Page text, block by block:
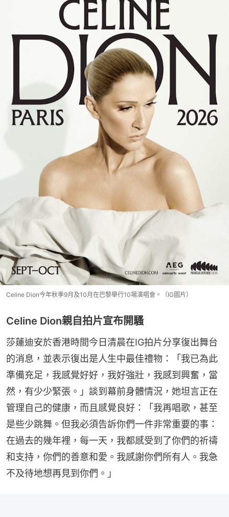
Celine Dion今年秋季9月及10月在巴黎舉行10場演唱會。（IG圖片）
Celine Dion親自拍片宣布開騷
莎蓮迪安於香港時間今日清晨在IG拍片分享復出舞台
的消息，並表示復出是人生中最佳禮物：「我已為此
準備充足，我感覺好好，我好強壯，我感到興奮，當
然，有少少緊張。」談到幕前身體情況，她坦言正在
管理自己的健康，而且感覺良好：「我再唱歌，甚至
是些少跳舞。但我必須告訴你們一件非常重要的事：
在過去的幾年裡，每一天，我都感受到了你們的祈禱
和支持，你們的善意和愛。我感謝你們所有人。我急
不及待地想再見到你們。」